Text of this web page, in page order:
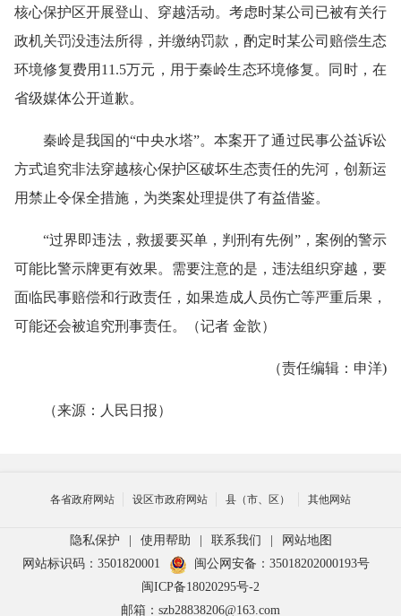
核心保护区开展登山、穿越活动。考虑时某公司已被有关行
政机关罚没违法所得，并缴纳罚款，酌定时某公司赔偿生态
环境修复费用11.5万元，用于秦岭生态环境修复。同时，在
省级媒体公开道歉。
秦岭是我国的“中央水塔”。本案开了通过民事公益诉讼
方式追究非法穿越核心保护区破坏生态责任的先河，创新运
用禁止令保全措施，为类案处理提供了有益借鉴。
“过界即违法，救援要买单，判刑有先例”，案例的警示
可能比警示牌更有效果。需要注意的是，违法组织穿越，要
面临民事赔偿和行政责任，如果造成人员伤亡等严重后果，
可能还会被追究刑事责任。（记者 金歆）
（责任编辑：申洋)
（来源：人民日报）
各省政府网站 设区市政府网站 县（市、区） 其他网站
隐私保护 使用帮助 联系我们
网站地图
网站标识码：3501820001
闽公网安备：35018202000193号
闽ICP备18020295号-2
邮箱：szb28838206@163.com